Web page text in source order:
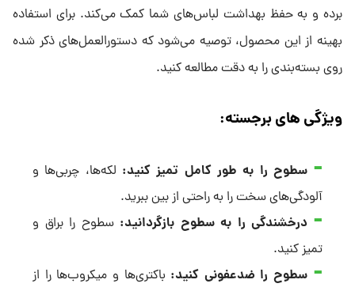
برده و به حفظ بهداشت لباس‌های شما کمک می‌کند. برای استفاده
بهینه از این محصول، توصیه می‌شود که دستورالعمل‌های ذکر شده
روی بسته‌بندی را به دقت مطالعه کنید.
ویژگی های برجسته:
سطوح را به طور کامل تمیز کنید: لکه‌ها، چربی‌ها و
آلودگی‌های سخت را به راحتی از بین ببرید.
درخشندگی را به سطوح بازگردانید: سطوح را براق و
تمیز کنید.
سطوح را ضدعفونی کنید: باکتری‌ها و میکروب‌ها را از